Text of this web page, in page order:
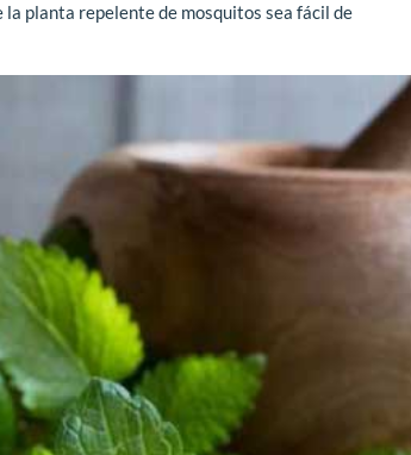
planta repelente de mosquitos sea fácil de